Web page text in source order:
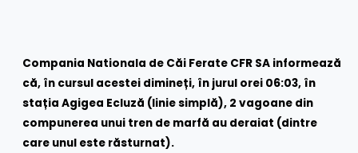
Compania Nationala de Căi Ferate CFR SA informează
că, în cursul acestei dimineți, în jurul orei 06:03, în
stația Agigea Ecluză (linie simplă), 2 vagoane din
compunerea unui tren de marfă au deraiat (dintre
care unul este răsturnat).